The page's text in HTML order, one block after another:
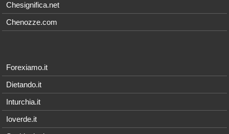
Chesignifica.net
Chenozze.com
Forexiamo.it
Dietando.it
Inturchia.it
Ioverde.it